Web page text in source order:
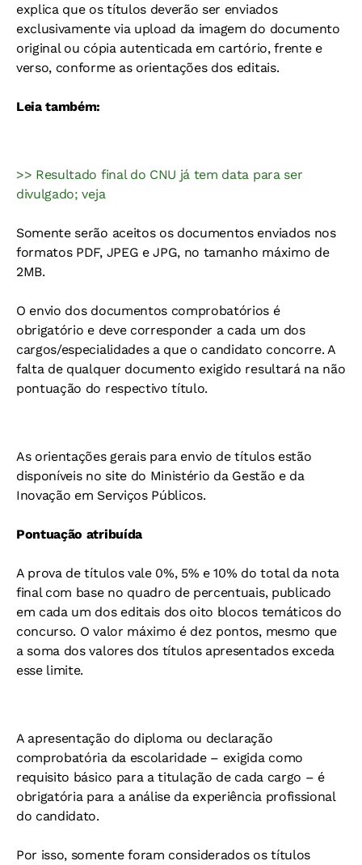
explica que os títulos deverão ser enviados
exclusivamente via upload da imagem do documento
original ou cópia autenticada em cartório, frente e
verso, conforme as orientações dos editais.
Leia também:
>> Resultado final do CNU já tem data para ser
divulgado; veja
Somente serão aceitos os documentos enviados nos
formatos PDF, JPEG e JPG, no tamanho máximo de
2MB.
O envio dos documentos comprobatórios é
obrigatório e deve corresponder a cada um dos
cargos/especialidades a que o candidato concorre. A
falta de qualquer documento exigido resultará na não
pontuação do respectivo título.
As orientações gerais para envio de títulos estão
disponíveis no site do Ministério da Gestão e da
Inovação em Serviços Públicos.
Pontuação atribuída
A prova de títulos vale 0%, 5% e 10% do total da nota
final com base no quadro de percentuais, publicado
em cada um dos editais dos oito blocos temáticos do
concurso. O valor máximo é dez pontos, mesmo que
a soma dos valores dos títulos apresentados exceda
esse limite.
A apresentação do diploma ou declaração
comprobatória da escolaridade – exigida como
requisito básico para a titulação de cada cargo – é
obrigatória para a análise da experiência profissional
do candidato.
Por isso, somente foram considerados os títulos